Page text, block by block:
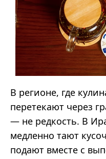
В регионе, где
перетекают через
— не редкость. В
медленно тают
подают вместе с